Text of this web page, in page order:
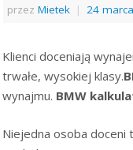
przez Mietek | 24
Klienci doceniają
trwałe, wysokiej klasy.
wynajmu. BMW
Niejedna osoba doceni